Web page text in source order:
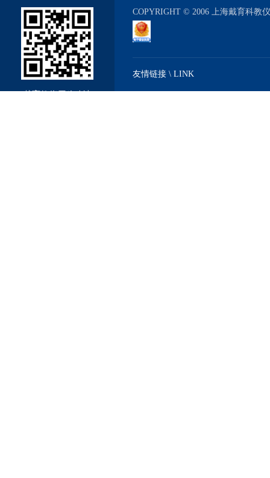
COPYRIGHT © 2006 上海戴育科
友情链接 \ LINK